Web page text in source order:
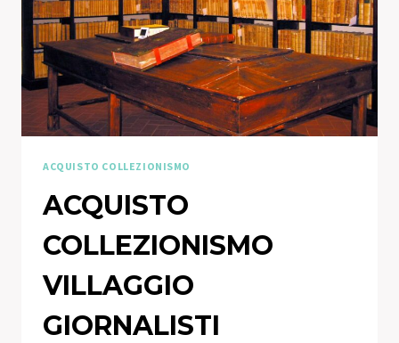
ACQUISTO COLLEZIONISMO
ACQUISTO
COLLEZIONISMO
VILLAGGIO
GIORNALISTI